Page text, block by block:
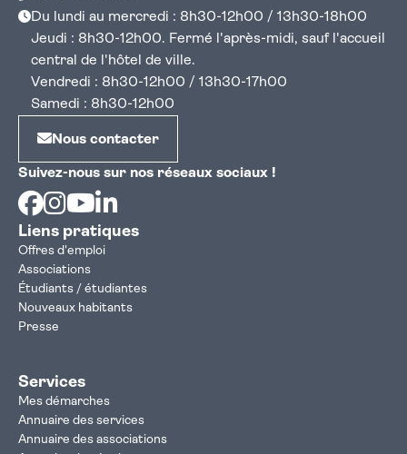
Du lundi au mercredi : 8h30-12h00 / 13h30-18h00
Jeudi : 8h30-12h00. Fermé l'après-midi, sauf l'accueil
central de l'hôtel de ville.
Vendredi : 8h30-12h00 / 13h30-17h00
Samedi : 8h30-12h00
Nous contacter
Suivez-nous sur nos réseaux sociaux !
Facebook
Instagram
Youtube
Liens pratiques
Offres d'emploi
Associations
Étudiants / étudiantes
Nouveaux habitants
Presse
Services
Mes démarches
Annuaire des services
Annuaire des associations